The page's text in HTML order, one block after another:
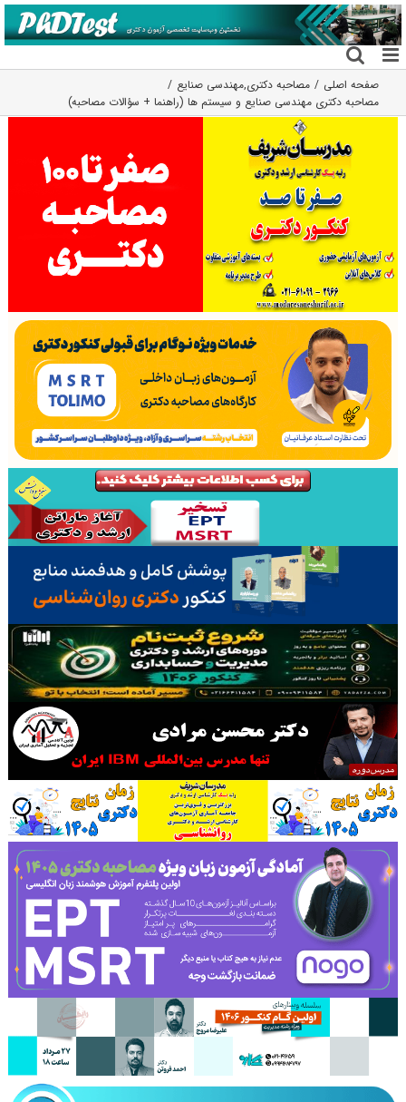
رفتن
به
محتوا
صفحه اصلی مصاحبه دکتری,مهندسی صنایع
مصاحبه دکتری مهندسی صنایع و سیستم ها (راهنما + سؤالات مصاحبه)